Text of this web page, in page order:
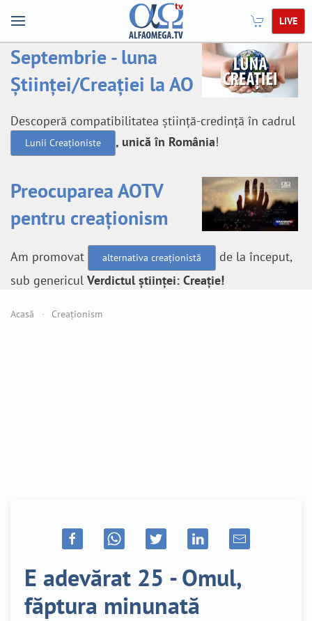
LIVE
Septembrie - luna
Științei/Creației la AO
Descoperă compatibilitatea știință-credință în cadrul
Lunii Creaționiste , unică în România!
Preocuparea AOTV
pentru creaționism
Am promovat alternativa creaționistă
de la început,
sub genericul Verdictul științei: Creație!
Acasă Creaționism
E adevărat 25 - Omul,
făptura minunată